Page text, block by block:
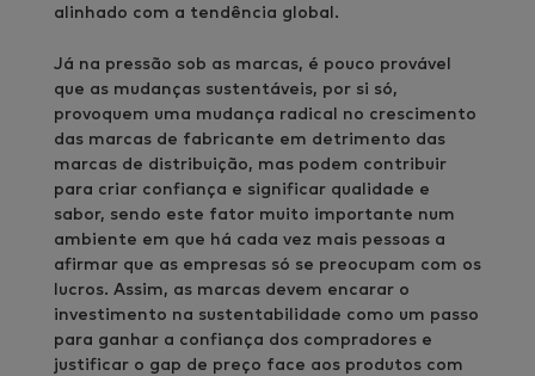
alinhado com a tendência global.
Já na pressão sob as marcas, é pouco provável
que as mudanças sustentáveis, por si só,
provoquem uma mudança radical no crescimento
das marcas de fabricante em detrimento das
marcas de distribuição, mas podem contribuir
para criar confiança e significar qualidade e
sabor, sendo este fator muito importante num
ambiente em que há cada vez mais pessoas a
afirmar que as empresas só se preocupam com os
lucros. Assim, as marcas devem encarar o
investimento na sustentabilidade como um passo
para ganhar a confiança dos compradores e
justificar o gap de preço face aos produtos com